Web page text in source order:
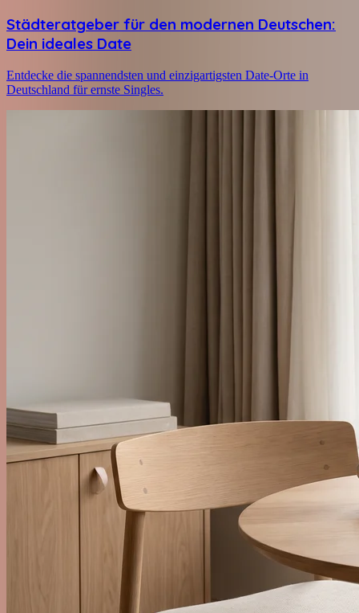
Städteratgeber für den modernen Deutschen:
Dein ideales Date
Entdecke die spannendsten und einzigartigsten Date-Orte in
Deutschland für ernste Singles.